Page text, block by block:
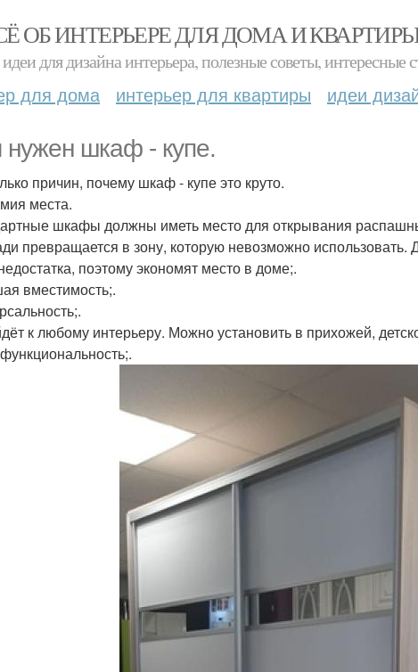
ОБ ИНТЕРЬЕРЕ ДЛЯ ДОМА И
для дизайна интерьера, полезные советы, интересные
для дома интерьер для квартиры идеи
шкаф - купе.
причин, почему шкаф - купе это круто.
места.
шкафы должны иметь место для открывания
превращается в зону, которую невозможно
поэтому экономят место в доме;.
вместимость;.
к любому интерьеру. Можно установить в прихожей,